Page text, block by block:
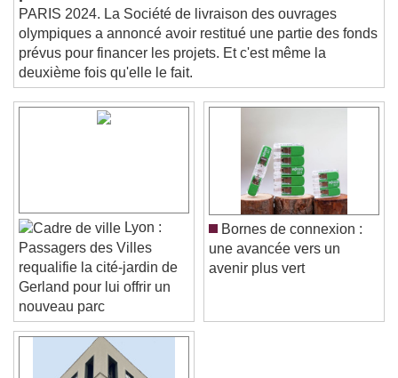
and close the window.
Text
Color Opacity
Text Background
Caption Area Background
Font Size
Text Edge Style
Font Family
publics
PARIS 2024. La Société de livraison des ouvrages
olympiques a annoncé avoir restitué une partie des fonds
prévus pour financer les projets. Et c'est même la
deuxième fois qu'elle le fait.
Lyon :
Passagers des Villes
requalifie la cité-jardin de
Gerland pour lui offrir un
nouveau parc
Bornes de connexion :
une avancée vers un